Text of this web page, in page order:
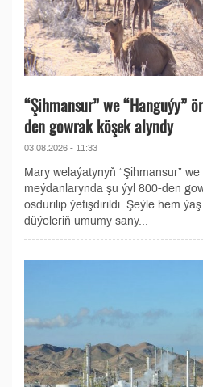
“Şihmansur” we “Hanguýy”
den gowrak köşek alyndy
03.08.2026 - 11:33
Mary welaýatynyň “Şihmansur” we
meýdanlarynda şu ýyl 800-den
ösdürilip ýetişdirildi. Şeýle hem
düýeleriň umumy sany...